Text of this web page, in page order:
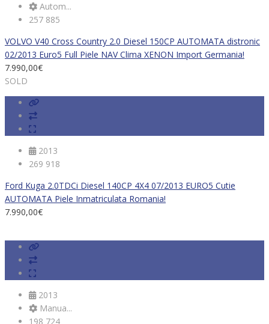
Autom...
257 885
VOLVO V40 Cross Country 2.0 Diesel 150CP AUTOMATA distronic
02/2013 Euro5 Full Piele NAV Clima XENON Import Germania!
7.990,00€
SOLD
2013
269 918
Ford Kuga 2.0TDCi Diesel 140CP 4X4 07/2013 EURO5 Cutie
AUTOMATA Piele Inmatriculata Romania!
7.990,00€
2013
Manua...
198 724